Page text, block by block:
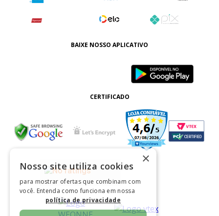
BAIXE NOSSO APLICATIVO
CERTIFICADO
×
Nosso site utiliza cookies
para mostrar ofertas que combinam com
você. Entenda como funciona em nossa
política de privacidade